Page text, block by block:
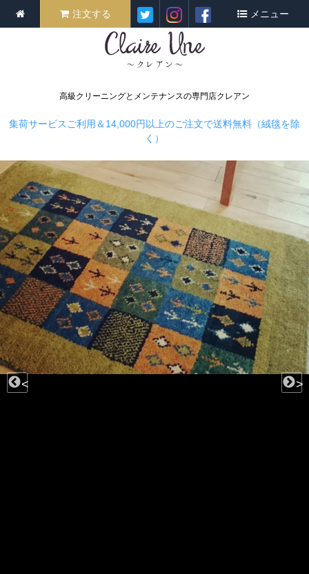
高級クリーニングとメンテナンスの専門店クレアン
注文する メニュー
集荷サービスご利用＆14,000円以上のご注文で送料無料（絨毯を除
く）
< >